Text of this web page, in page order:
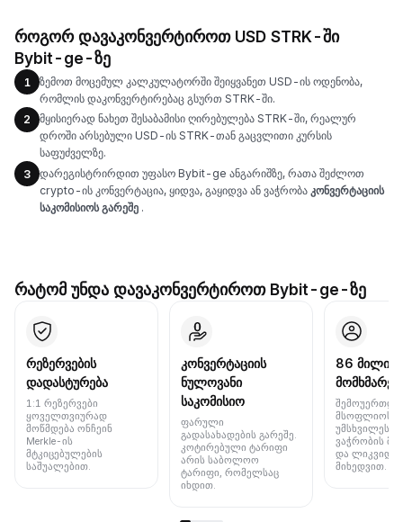
როგორ დავაკონვერტიროთ USD STRK-ში
Bybit-ge-ზე
1
ზემოთ მოცემულ კალკულატორში შეიყვანეთ USD-ის ოდენობა,
რომლის დაკონვერტირებაც გსურთ STRK-ში.
2
მყისიერად ნახეთ შესაბამისი ღირებულება STRK-ში, რეალურ
დროში არსებული USD-ის STRK-თან გაცვლითი კურსის
საფუძველზე.
3
დარეგისტრირდით უფასო Bybit-ge ანგარიშზე, რათა შეძლოთ
crypto-ის კონვერტაცია, ყიდვა, გაყიდვა ან ვაჭრობა კონვერტაციის
საკომისიოს გარეშე .
რატომ უნდა დავაკონვერტიროთ Bybit-ge-ზე
რეზერვების
დადასტურება
1:1 რეზერვები
ყოველთვიურად
მოწმდება ონჩეინ
Merkle-ის
მტკიცებულების
საშუალებით.
კონვერტაციის
ნულოვანი
საკომისიო
ფარული
გადასახადების გარეშე.
კოტირებული ტარიფი
არის საბოლოო
ტარიფი, რომელსაც
იხდით.
86
მსოფლიოს
უმსხვილეს
ვაჭრობის
და
მიხედვით.